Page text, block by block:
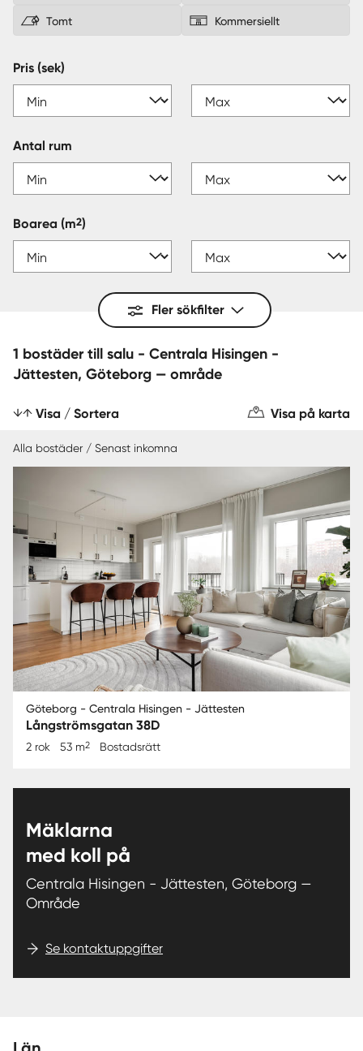
Tomt Kommersiellt
Pris (sek)
Antal rum
Boarea (m2)
Fler sökfilter
1 bostäder till salu - Centrala Hisingen -
Jättesten, Göteborg — område
Visa / Sortera Visa på karta
Alla bostäder / Senast inkomna
Göteborg - Centrala Hisingen - Jättesten
Långströmsgatan 38D
2 rok 53 m2 Bostadsrätt
Mäklarna
med koll på
Centrala Hisingen - Jättesten, Göteborg —
Område
Se kontaktuppgifter